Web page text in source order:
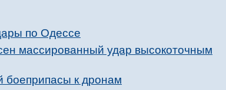
по Одессе
массированный удар высокоточным
боеприпасы к дронам